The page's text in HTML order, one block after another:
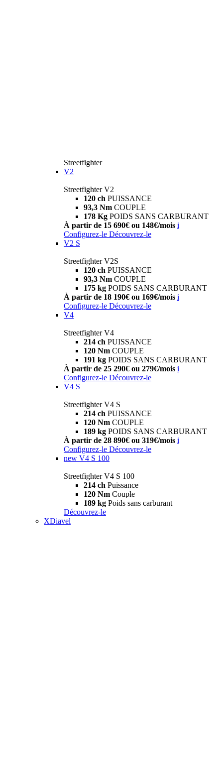
Streetfighter
V2
Streetfighter V2
120 ch PUISSANCE
93,3 Nm COUPLE
178 Kg POIDS SANS CARBURANT
À partir de 15 690€ ou 148€/mois i
Configurez-le Découvrez-le
V2 S
Streetfighter V2S
120 ch PUISSANCE
93,3 Nm COUPLE
175 kg POIDS SANS CARBURANT
À partir de 18 190€ ou 169€/mois i
Configurez-le Découvrez-le
V4
Streetfighter V4
214 ch PUISSANCE
120 Nm COUPLE
191 kg POIDS SANS CARBURANT
À partir de 25 290€ ou 279€/mois i
Configurez-le Découvrez-le
V4 S
Streetfighter V4 S
214 ch PUISSANCE
120 Nm COUPLE
189 kg POIDS SANS CARBURANT
À partir de 28 890€ ou 319€/mois i
Configurez-le Découvrez-le
new V4 S 100
Streetfighter V4 S 100
214 ch Puissance
120 Nm Couple
189 kg Poids sans carburant
Découvrez-le
XDiavel